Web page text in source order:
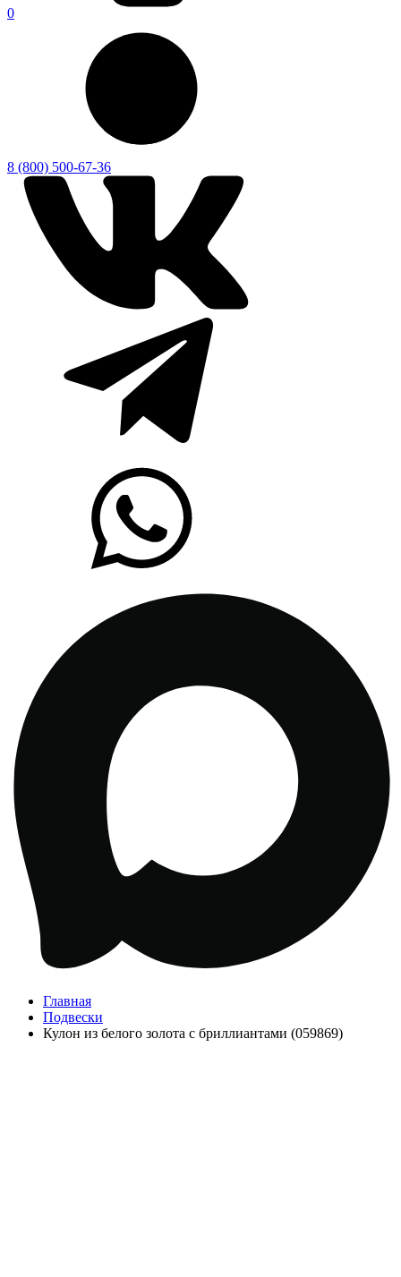
0
8 (800) 500-67-36
Главная
Подвески
Кулон из белого золота с бриллиантами (059869)